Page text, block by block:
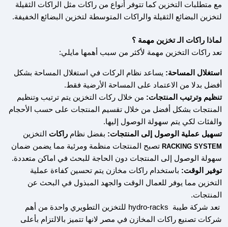
مع متطلبات التخزين كما تتوفر أنواع من راكات مثل الراكات الثقيلة
لتخزين البضائع الثقيلة والراكات المتوسطة لتخزين البضائع الخفيفة.
لماذا راكات الـ تخزين مهمة ؟
تعد راكات التخزين مهمة لأكثر من سبب أهمها مايلي:
استغلال المساحة: يساعد نظام الركات في استغلال المساحة بشكل
أفضل بدلا من الاعتماد على المساحة الأرضية فقط.
تنظيم وترتيب المنتجات: من خلال ركات التخزين يتم ترتيب وتنظيم
المنتجات بشكل أفضل من خلال تقسيم المنتجات على حسب الأحجام
والفئات لكي يتم سهولة الوصول إليها.
تسهيل عملية الوصول إلى المنتجات: بفضل نظام راكات التخزين
RACKING SYSTEM تصبح المنتجات منظمة ومرئية مما يضمن ضمان
سهولة الوصول إلى المنتجات دون الحاجة للبحث في اماكن متعددة.
توفير الوقت: باستخدام راكات مخازن يتم تحسين كفاءة عملية
التخزين مما يوفر للعمال الوقت والجهد المبذول في البحث عن
المنتجات.
تعد شركة طيبة hydro-racks للتخزين التطويري واحدة من أهم
شركات تصنيع راكات المخازن في مصر لانها تتميز بالالتزام بأعلى